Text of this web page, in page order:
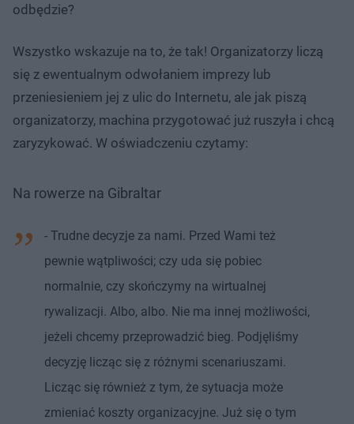
odbędzie?
Wszystko wskazuje na to, że tak! Organizatorzy liczą
się z ewentualnym odwołaniem imprezy lub
przeniesieniem jej z ulic do Internetu, ale jak piszą
organizatorzy, machina przygotować już ruszyła i chcą
zaryzykować. W oświadczeniu czytamy:
Na rowerze na Gibraltar
- Trudne decyzje za nami. Przed Wami też
pewnie wątpliwości; czy uda się pobiec
normalnie, czy skończymy na wirtualnej
rywalizacji. Albo, albo. Nie ma innej możliwości,
jeżeli chcemy przeprowadzić bieg. Podjęliśmy
decyzję licząc się z różnymi scenariuszami.
Licząc się również z tym, że sytuacja może
zmieniać koszty organizacyjne. Już się o tym